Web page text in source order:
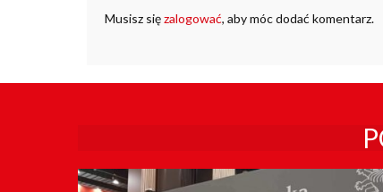
Musisz sięzalogować, aby móc dodać komentarz.